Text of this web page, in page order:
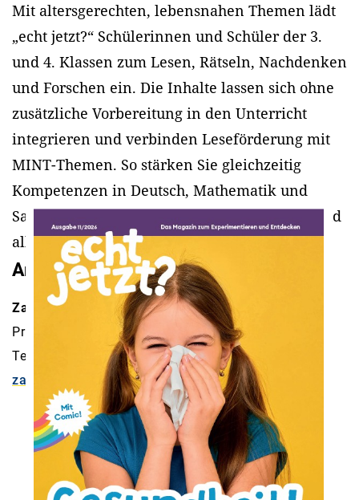
Mit altersgerechten, lebensnahen Themen lädt
„echt jetzt?“ Schülerinnen und Schüler der 3.
und 4. Klassen zum Lesen, Rätseln, Nachdenken
und Forschen ein. Die Inhalte lassen sich ohne
zusätzliche Vorbereitung in den Unterricht
integrieren und verbinden Leseförderung mit
MINT-Themen. So stärken Sie gleichzeitig
Kompetenzen in Deutsch, Mathematik und
Sachunterricht – differenziert, motivierend und
alltagsnah.
Ansprechpartnerin
Zahira Gazetic
Projektmanagerin
Tel.: 06131 28890-66
zahira.gazetic@stiftunglesen.de